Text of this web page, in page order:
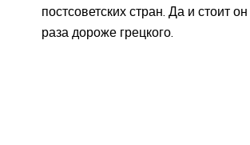
постсоветских стран. Да и стоит
раза дороже грецкого.